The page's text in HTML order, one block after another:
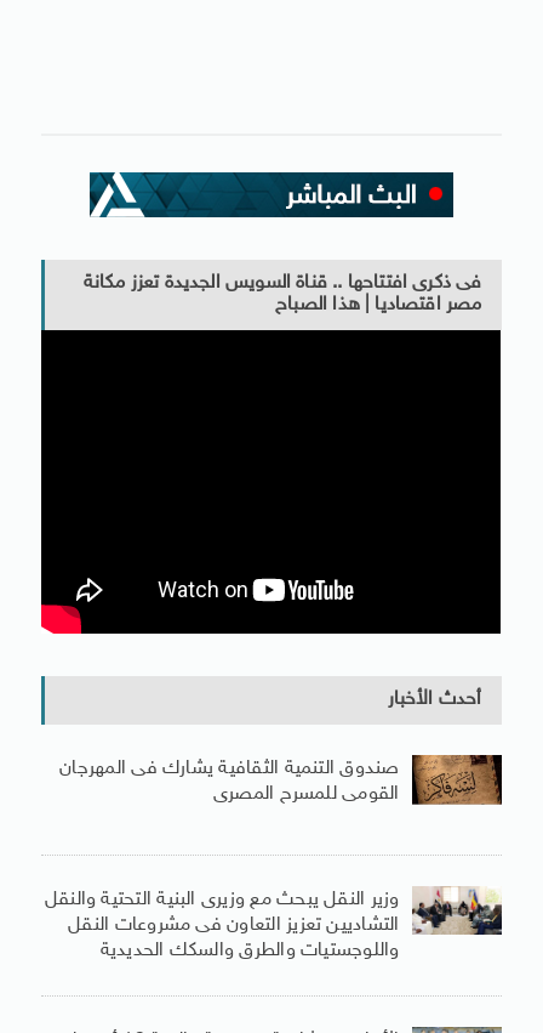
فى ذكرى افتتاحها .. قناة السويس الجديدة تعزز مكانة
مصر اقتصاديا | هذا الصباح
أحدث الأخبار
صندوق التنمية الثقافية يشارك فى المهرجان
القومى للمسرح المصرى
وزير النقل يبحث مع وزيرى البنية التحتية والنقل
التشاديين تعزيز التعاون فى مشروعات النقل
واللوجستيات والطرق والسكك الحديدية